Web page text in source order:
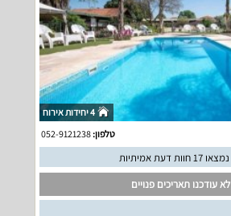
4 יחידות אירוח
טלפון:052-9121238
נמצאו 17 חוות דעת אמיתיות
לא עודכנו תאריכים פנויים